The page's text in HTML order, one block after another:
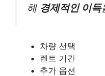
해 경제적인 이득
차량 선택
렌트 기간
추가 옵션